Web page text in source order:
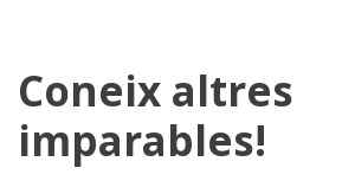
Coneix altres
imparables!